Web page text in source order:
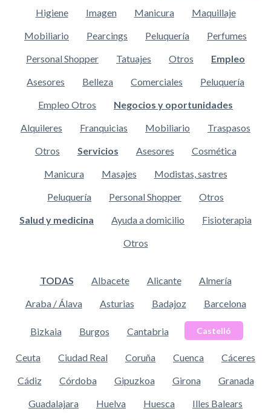
Higiene Imagen Manicura
Maquillaje
Mobiliario
Pearcings Peluquería
Perfumes
Personal Shopper
Tatuajes Otros
Empleo
Asesores
Belleza Comerciales
Peluquería
Empleo Otros
Negocios y oportunidades
Alquileres
Franquicias Mobiliario
Traspasos
Otros
Servicios Asesores
Cosmética
Manicura
Masajes
Modistas, sastres
Peluquería
Personal Shopper
Otros
Salud y medicina
Ayuda a domicilio
Fisioterapia
Otros
TODAS Albacete Alicante
Almería
Araba / Álava
Asturias Badajoz Barcelona
Bizkaia Burgos Cantabria Castelló
Ceuta Ciudad Real Coruña Cuenca
Cáceres
Cádiz
Córdoba Gipuzkoa Girona
Granada
Guadalajara
Huelva Huesca
Illes Balears